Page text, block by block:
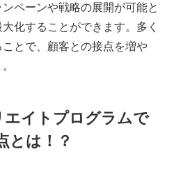
ペーンや戦略の展開が可能と
化することができます。多く
とで、顧客との接点を増や
エイトプログラムで
とは！？